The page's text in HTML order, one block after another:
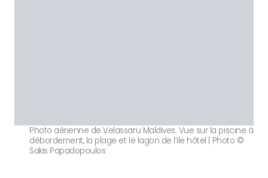
Photo aérienne de Velassaru Maldives. Vue sur la piscine à
débordement, la plage et le lagon de l’ile hôtel | Photo ©
Sakis Papadopoulos